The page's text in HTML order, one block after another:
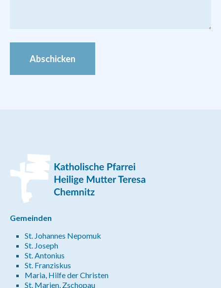
Abschicken
Gemeinden
St. Johannes Nepomuk
St. Joseph
St. Antonius
St. Franziskus
Maria, Hilfe der Christen
St. Marien, Zschopau